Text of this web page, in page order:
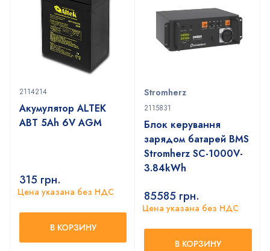
2114214
Акумулятор ALTEK
ABT 5Аh 6V AGM
315 грн.
Цена указана без НДС
В КОРЗИНУ
Stromherz
2115831
Блок керування
зарядом батарей BMS
Stromherz SС-1000V-
3.84kWh
85585 грн.
Цена указана без НДС
В КОРЗИНУ